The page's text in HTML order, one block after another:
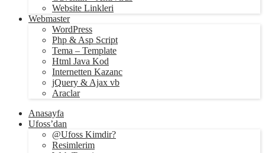
Website Linkleri
Webmaster
WordPress
Php & Asp Script
Tema – Template
Html Java Kod
Internetten Kazanc
jQuery & Ajax vb
Araclar
Anasayfa
Ufoss’dan
@Ufoss Kimdir?
Resimlerim